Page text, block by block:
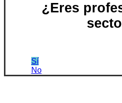
¿Eres
Sí
No